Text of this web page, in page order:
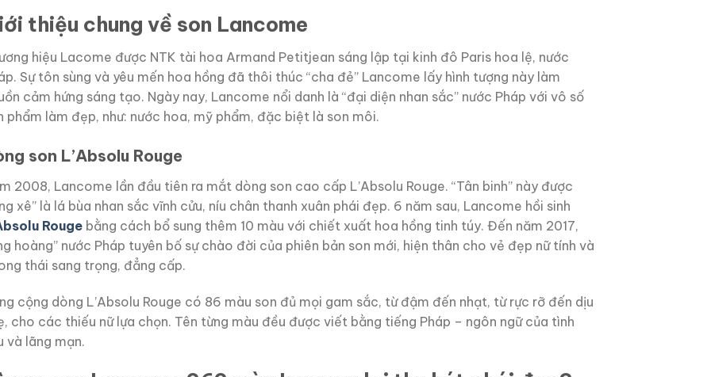
thiệu chung về son Lancome
hiệu Lacome được NTK tài hoa Armand Petitjean sáng lập tại kinh đô Paris hoa lệ, nước
Sự tôn sùng và yêu mến hoa hồng đã thôi thúc “cha đẻ” Lancome lấy hình tượng này làm
cảm hứng sáng tạo. Ngày nay, Lancome nổi danh là “đại diện nhan sắc” nước Pháp với vô số
phẩm làm đẹp, như: nước hoa, mỹ phẩm, đặc biệt là son môi.
son L’Absolu Rouge
2008, Lancome lần đầu tiên ra mắt dòng son cao cấp L’Absolu Rouge. “Tân binh” này được
xê” là lá bùa nhan sắc vĩnh cửu, níu chân thanh xuân phái đẹp. 6 năm sau, Lancome hồi sinh
Rougebằng cách bổ sung thêm 10 màu với chiết xuất hoa hồng tinh túy. Đến năm 2017,
hoàng” nước Pháp tuyên bố sự chào đời của phiên bản son mới, hiện thân cho vẻ đẹp nữ tính và
thái sang trọng, đẳng cấp.
cộng dòng L’Absolu Rouge có 86 màu son đủ mọi gam sắc, từ đậm đến nhạt, từ rực rỡ đến dịu
cho các thiếu nữ lựa chọn. Tên từng màu đều được viết bằng tiếng Pháp – ngôn ngữ của tình
và lãng mạn.